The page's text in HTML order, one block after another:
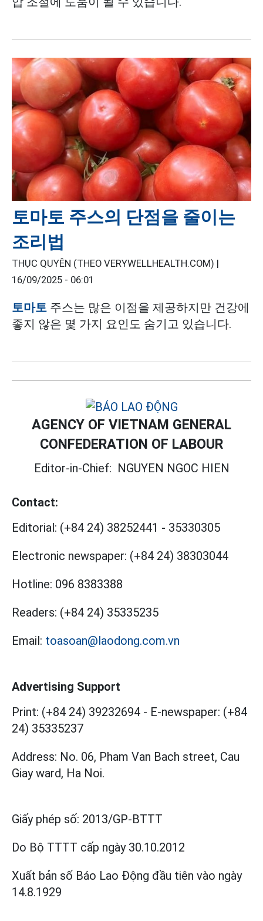
토마토 주스의 단점을 줄이는
조리법
THỤC QUYÊN (THEO VERYWELLHEALTH.COM) |
16/09/2025 - 06:01
토마토 주스는 많은 이점을 제공하지만 건강에
좋지 않은 몇 가지 요인도 숨기고 있습니다.
AGENCY OF VIETNAM GENERAL
CONFEDERATION OF LABOUR
Editor-in-Chief: NGUYEN NGOC HIEN
Contact:
Editorial: (+84 24) 38252441 - 35330305
Electronic newspaper: (+84 24) 38303044
Hotline: 096 8383388
Readers: (+84 24) 35335235
Email: toasoan@laodong.com.vn
Advertising Support
Print: (+84 24) 39232694 - E-newspaper: (+84
24) 35335237
Address: No. 06, Pham Van Bach street, Cau
Giay ward, Ha Noi.
Giấy phép số: 2013/GP-BTTT
Do Bộ TTTT cấp ngày 30.10.2012
Xuất bản số Báo Lao Động đầu tiên vào ngày
14.8.1929